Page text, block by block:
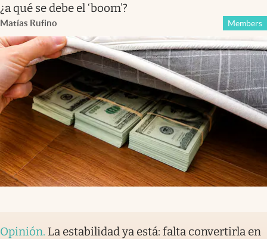
¿a qué se debe el ‘boom’?
Matías Rufino Members
Opinión. La estabilidad ya está: falta convertirla en